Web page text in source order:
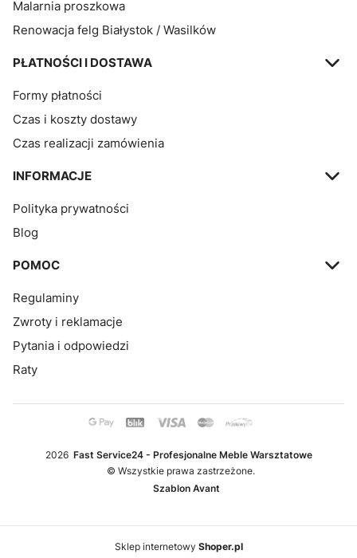
Malarnia proszkowa
Renowacja felg Białystok / Wasilków
PŁATNOŚCI I DOSTAWA
Formy płatności
Czas i koszty dostawy
Czas realizacji zamówienia
INFORMACJE
Polityka prywatności
Blog
POMOC
Regulaminy
Zwroty i reklamacje
Pytania i odpowiedzi
Raty
2026 Fast Service24 - Profesjonalne Meble Warsztatowe
© Wszystkie prawa zastrzeżone.
Szablon Avant
Sklep internetowy Shoper.pl